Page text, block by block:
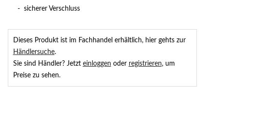
- sicherer Verschluss
Dieses Produkt ist im Fachhandel erhältlich, hier gehts zur
Händlersuche.
Sie sind Händler? Jetzt einloggen oder registrieren, um
Preise zu sehen.